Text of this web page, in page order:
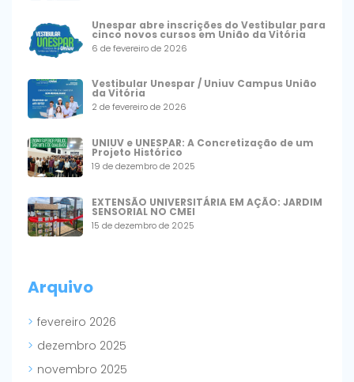
Unespar abre inscrições do Vestibular para
cinco novos cursos em União da Vitória
6 de fevereiro de 2026
Vestibular Unespar / Uniuv Campus União
da Vitória
2 de fevereiro de 2026
UNIUV e UNESPAR: A Concretização de um
Projeto Histórico
19 de dezembro de 2025
EXTENSÃO UNIVERSITÁRIA EM AÇÃO: JARDIM
SENSORIAL NO CMEI
15 de dezembro de 2025
Arquivo
fevereiro 2026
dezembro 2025
novembro 2025